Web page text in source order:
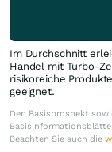
Im Durchschnitt
Handel mit Turbo-
risikoreiche
geeignet.
Den Basisprospekt
Beachten Sie auch die